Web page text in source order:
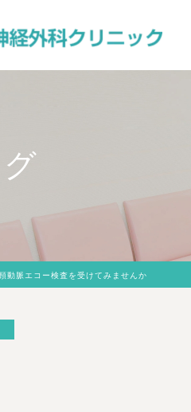
動脈エコー検査を受けてみませんか